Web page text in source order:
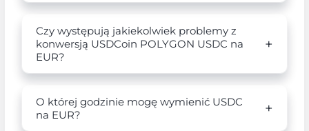
Czy występują jakiekolwiek problemy z
konwersją USDCoin POLYGON USDC na
EUR?
O której godzinie mogę wymienić USDC
na EUR?